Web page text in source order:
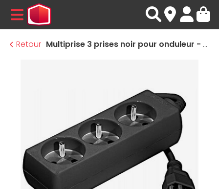
MENU
Retour
Multiprise 3 prises noir pour onduleur - 1,5 m